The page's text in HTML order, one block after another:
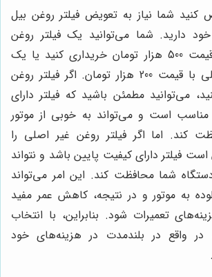
کنید شما نیاز به تعویض فیلتر روغن بیل
دارید. شما می‌توانید یک فیلتر روغن
اصلی کوماتسو با قیمت 500 هزار تومان خریداری کنید یا یک
فیلتر روغن غیر اصلی با قیمت 200 هزار تومان. اگر فیلتر روغن
می‌توانید مطمئن باشید که فیلتر دارای
مناسب است و می‌تواند به خوبی از موتور
کند. اما اگر فیلتر روغن غیر اصلی را
فیلتر دارای کیفیت پایین باشد و نتواند
شما محافظت کند. این امر می‌تواند
به موتور و در نتیجه، کاهش عمر مفید
تعمیرات شود. بنابراین، با انتخاب
در واقع در بلندمدت در هزینه‌های خود